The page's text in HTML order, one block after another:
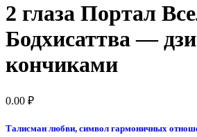
2 глаза Портал
Бодхисаттва —
кончиками
0.00 ₽
Талисман любви, символ гармоничных